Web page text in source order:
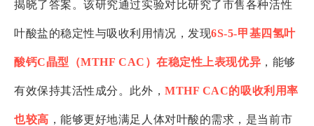
揭晓了答案。该研究通过实验对比研究了市售各种活性
叶酸盐的稳定性与吸收利用情况，发现6S-5-甲基四氢叶
酸钙C晶型（MTHF CAC）在稳定性上表现优异 ，能够
有效保持其活性成分。此外，MTHF CAC的吸收利用率
也较高 ，能够更好地满足人体对叶酸的需求，是当前市